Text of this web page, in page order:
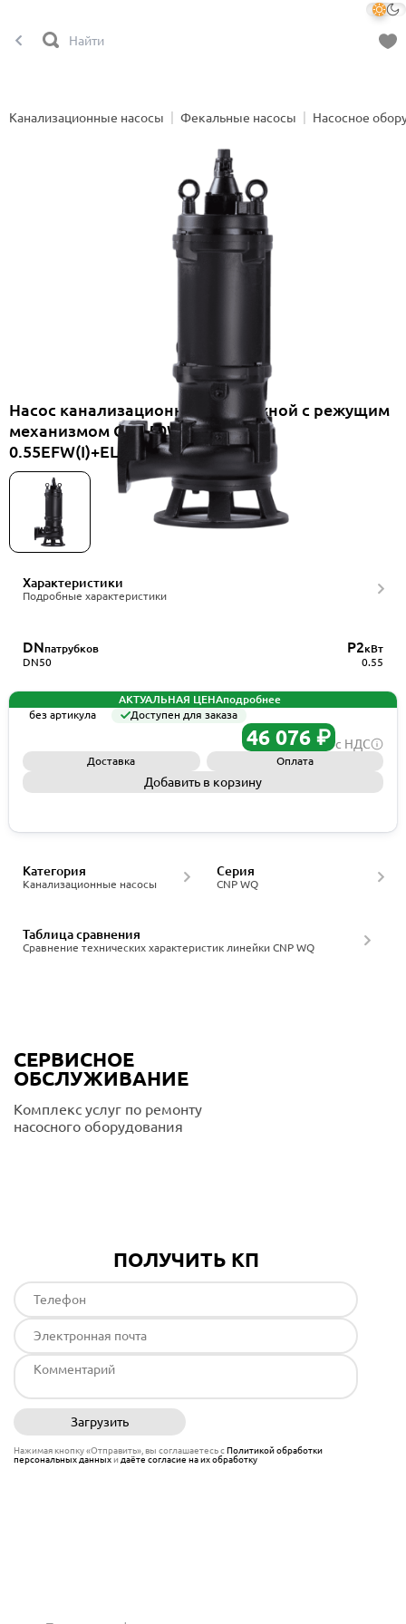
Канализационные насосы Фекальные насосы Насосное
Насос канализационный погружной с режущим
механизмом CNP 50WQ10-7-
0.55EFW(I)+ELB50WQ
Характеристики
Подробные характеристики
DNпатрубков
DN50
P2кВт
0.55
АКТУАЛЬНАЯ ЦЕНАподробнее
без артикула
Доступен для заказа
46 076 ₽ с НДС
Доставка Оплата
Добавить в корзину
Канализационные насосы
Категория
CNP WQ
Серия
Сравнение технических характеристик линейки CNP WQ
Таблица сравнения
СЕРВИСНОЕ
ОБСЛУЖИВАНИЕ
Комплекс услуг по ремонту
насосного оборудования
ПОЛУЧИТЬ КП
Загрузить
Нажимая кнопку «Отправить», вы соглашаетесь сПолитикой обработки
персональных данныхи даёте согласие на их обработку